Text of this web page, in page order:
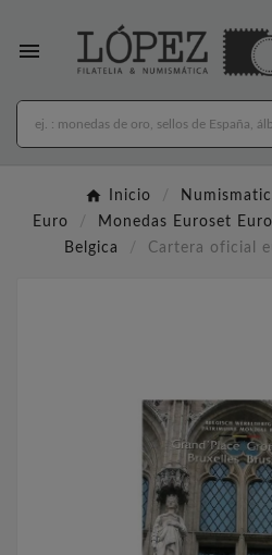

Inicio
Euro
Monedas Euroset
Belgica
Cartera oficial